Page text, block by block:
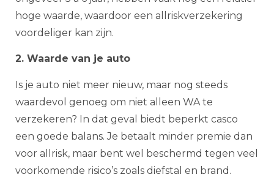
hoge waarde, waardoor een allriskverzekering
voordeliger kan zijn.
2. Waarde van je auto
Is je auto niet meer nieuw, maar nog steeds
waardevol genoeg om niet alleen WA te
verzekeren? In dat geval biedt beperkt casco
een goede balans. Je betaalt minder premie dan
voor allrisk, maar bent wel beschermd tegen veel
voorkomende risico’s zoals diefstal en brand.